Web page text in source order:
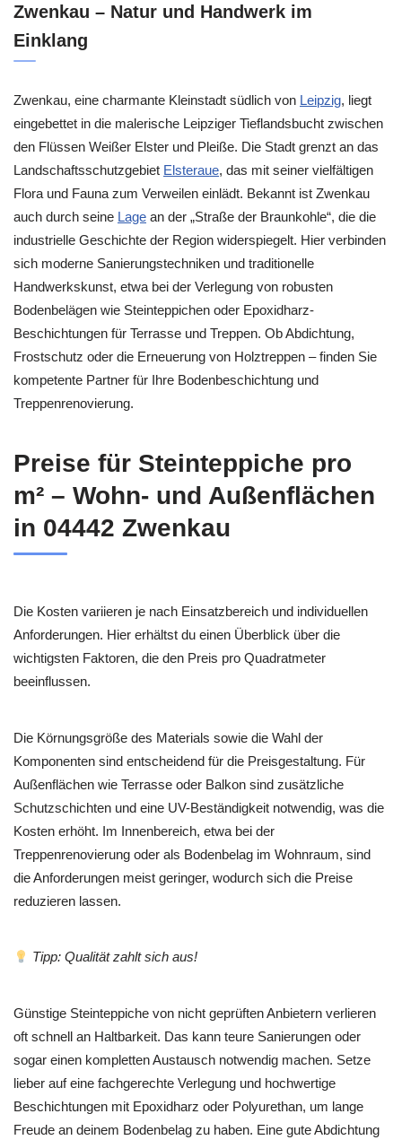
Zwenkau – Natur und Handwerk im
Einklang
Zwenkau, eine charmante Kleinstadt südlich von Leipzig, liegt
eingebettet in die malerische Leipziger Tieflandsbucht zwischen
den Flüssen Weißer Elster und Pleiße. Die Stadt grenzt an das
Landschaftsschutzgebiet Elsteraue, das mit seiner vielfältigen
Flora und Fauna zum Verweilen einlädt. Bekannt ist Zwenkau
auch durch seine Lage an der „Straße der Braunkohle“, die die
industrielle Geschichte der Region widerspiegelt. Hier verbinden
sich moderne Sanierungstechniken und traditionelle
Handwerkskunst, etwa bei der Verlegung von robusten
Bodenbelägen wie Steinteppichen oder Epoxidharz-
Beschichtungen für Terrasse und Treppen. Ob Abdichtung,
Frostschutz oder die Erneuerung von Holztreppen – finden Sie
kompetente Partner für Ihre Bodenbeschichtung und
Treppenrenovierung.
Preise für Steinteppiche pro
m² – Wohn- und Außenflächen
in 04442 Zwenkau
Die Kosten variieren je nach Einsatzbereich und individuellen
Anforderungen. Hier erhältst du einen Überblick über die
wichtigsten Faktoren, die den Preis pro Quadratmeter
beeinflussen.
Die Körnungsgröße des Materials sowie die Wahl der
Komponenten sind entscheidend für die Preisgestaltung. Für
Außenflächen wie Terrasse oder Balkon sind zusätzliche
Schutzschichten und eine UV-Beständigkeit notwendig, was die
Kosten erhöht. Im Innenbereich, etwa bei der
Treppenrenovierung oder als Bodenbelag im Wohnraum, sind
die Anforderungen meist geringer, wodurch sich die Preise
reduzieren lassen.
Tipp: Qualität zahlt sich aus!
Günstige Steinteppiche von nicht geprüften Anbietern verlieren
oft schnell an Haltbarkeit. Das kann teure Sanierungen oder
sogar einen kompletten Austausch notwendig machen. Setze
lieber auf eine fachgerechte Verlegung und hochwertige
Beschichtungen mit Epoxidharz oder Polyurethan, um lange
Freude an deinem Bodenbelag zu haben. Eine gute Abdichtung